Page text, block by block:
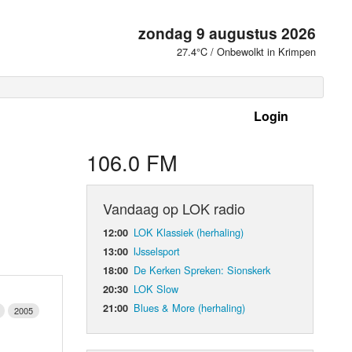
zondag 9 augustus 2026
27.4°C / Onbewolkt in Krimpen
Login
2005
106.0 FM
Vandaag op LOK radio
12:00 LOK Klassiek (herhaling)
13:00 IJsselsport
18:00 De Kerken Spreken: Sionskerk
20:30 LOK Slow
21:00 Blues & More (herhaling)